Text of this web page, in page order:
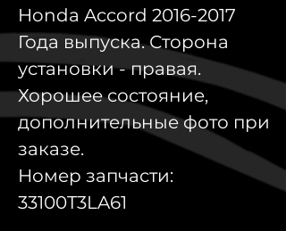
Honda Accord 2016-2017
Года выпуска. Сторона
установки - правая.
Хорошее состояние,
дополнительные фото при
заказе.
Номер запчасти:
33100T3LA61